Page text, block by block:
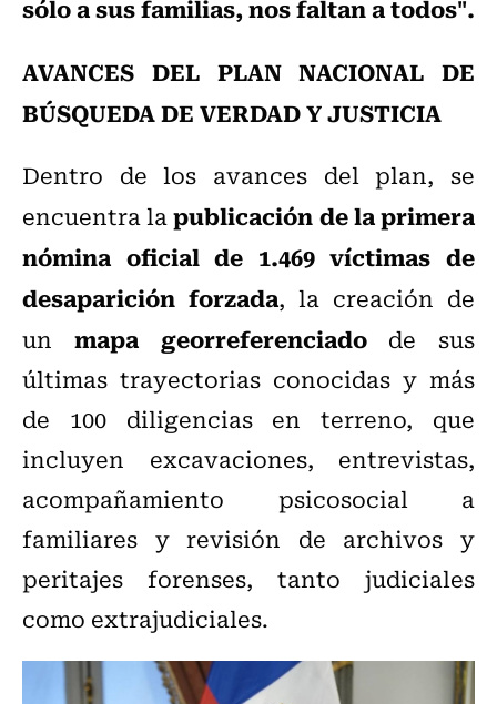
sólo a sus familias, nos faltan a todos".
AVANCES DEL PLAN NACIONAL DE
BÚSQUEDA DE VERDAD Y JUSTICIA
Dentro de los avances del plan, se
encuentra lapublicación de la primera
nómina oficial de 1.469 víctimas de
desaparición forzada, la creación de
un mapa georreferenciadode sus
últimas trayectorias conocidas y más
de 100 diligencias en terreno, que
incluyen excavaciones, entrevistas,
acompañamiento psicosocial a
familiares y revisión de archivos y
peritajes forenses, tanto judiciales
como extrajudiciales.